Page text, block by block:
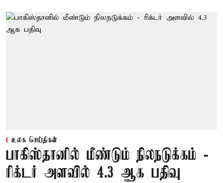
உலக செய்திகள்
பாகிஸ்தானில் மீண்டும் நிலநடுக்கம் -
ரிக்டர் அளவில் 4.3 ஆக பதிவு